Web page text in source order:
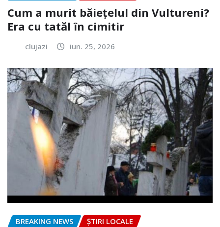
Cum a murit băiețelul din Vultureni?
Era cu tatăl în cimitir
clujazi iun. 25, 2026
BREAKING NEWS ȘTIRI LOCALE